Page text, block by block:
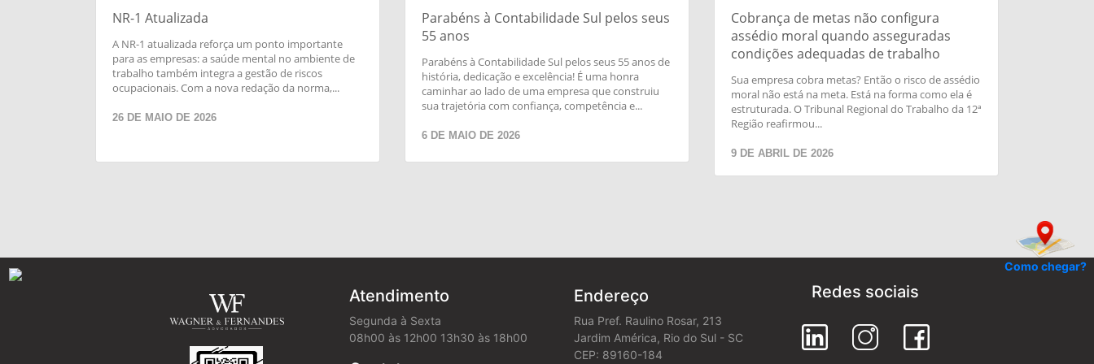
NR-1 Atualizada
A NR-1 atualizada reforça um ponto importante
para as empresas: a saúde mental no ambiente de
trabalho também integra a gestão de riscos
ocupacionais. Com a nova redação da norma,...
26 DE MAIO DE 2026
Parabéns à Contabilidade Sul pelos seus
55 anos
Parabéns à Contabilidade Sul pelos seus 55 anos de
história, dedicação e excelência! É uma honra
caminhar ao lado de uma empresa que construiu
sua trajetória com confiança, competência e...
6 DE MAIO DE 2026
Cobrança de metas não configura
assédio moral quando asseguradas
condições adequadas de trabalho
Sua empresa cobra metas? Então o risco de assédio
moral não está na meta. Está na forma como ela é
estruturada. O Tribunal Regional do Trabalho da 12ª
Região reafirmou...
9 DE ABRIL DE 2026
Como chegar?
Atendimento
Segunda à Sexta
08h00 às 12h00 13h30 às 18h00
Endereço
Rua Pref. Raulino Rosar, 213
Jardim América, Rio do Sul - SC
CEP: 89160-184
Redes sociais